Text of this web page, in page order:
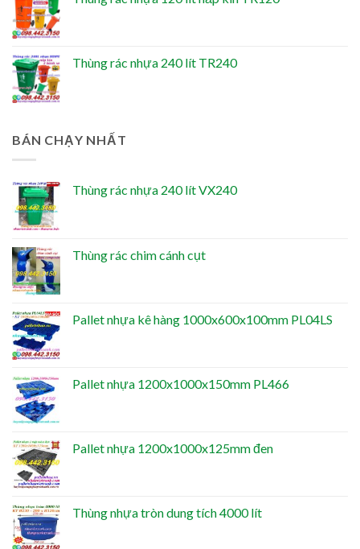
Thùng rác nhựa 240 lít TR240
BÁN CHẠY NHẤT
Thùng rác nhựa 240 lít VX240
Thùng rác chim cánh cụt
Pallet nhựa kê hàng 1000x600x100mm PL04LS
Pallet nhựa 1200x1000x150mm PL466
Pallet nhựa 1200x1000x125mm đen
Thùng nhựa tròn dung tích 4000 lít